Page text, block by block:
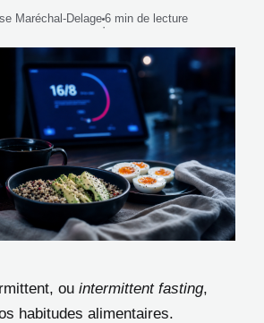
Maréchal-Delage
·
6 min de lecture
ou intermittent fasting,
habitudes alimentaires.